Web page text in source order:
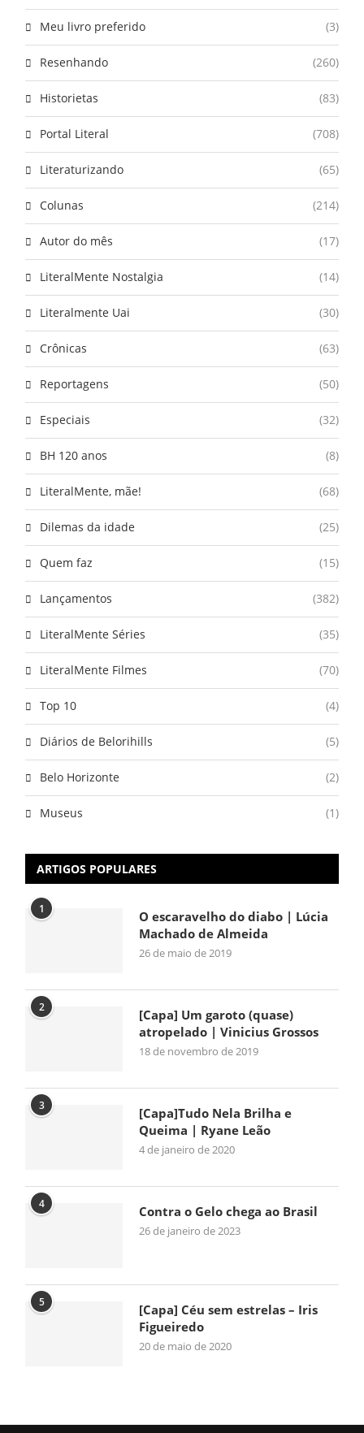
Meu livro preferido (3)
Resenhando (260)
Historietas (83)
Portal Literal (708)
Literaturizando (65)
Colunas (214)
Autor do mês (17)
LiteralMente Nostalgia (14)
Literalmente Uai (30)
Crônicas (63)
Reportagens (50)
Especiais (32)
BH 120 anos (8)
LiteralMente, mãe! (68)
Dilemas da idade (25)
Quem faz (15)
Lançamentos (382)
LiteralMente Séries (35)
LiteralMente Filmes (70)
Top 10 (4)
Diários de Belorihills (5)
Belo Horizonte (2)
Museus (1)
ARTIGOS POPULARES
1
O escaravelho do diabo | Lúcia
Machado de Almeida
26 de maio de 2019
2
[Capa] Um garoto (quase)
atropelado | Vinicius Grossos
18 de novembro de 2019
3
[Capa]Tudo Nela Brilha e
Queima | Ryane Leão
4 de janeiro de 2020
4 Contra o Gelo chega ao Brasil
26 de janeiro de 2023
5
[Capa] Céu sem estrelas – Iris
Figueiredo
20 de maio de 2020